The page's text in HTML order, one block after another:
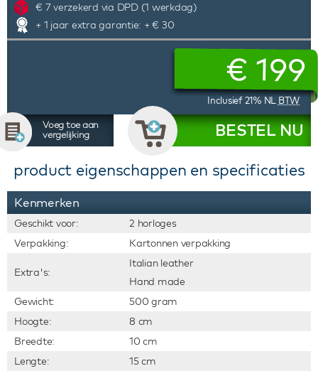
€ 7 verzekerd via DPD (1 werkdag)
+ 1 jaar extra garantie: + € 30
€199
Inclusief 21% NL BTW
Voeg toe aan
vergelijking
BESTEL NU
product eigenschappen en specificaties
Kenmerken
Geschikt voor:
2 horloges
Verpakking:
Kartonnen verpakking
Extra's:
Italian leather
Hand made
Gewicht:
500 gram
Hoogte:
8 cm
Breedte:
10 cm
Lengte:
15 cm